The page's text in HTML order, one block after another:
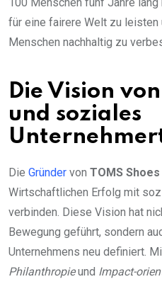
für eine fairere Welt zu leisten
Menschen nachhaltig zu
Die Vision
und soziales
Die Gründer von TOMS Shoes
Wirtschaftlichen Erfolg mit
verbinden. Diese Vision hat
Bewegung geführt, sondern
Unternehmens neu definiert.
Philanthropieund Impact-